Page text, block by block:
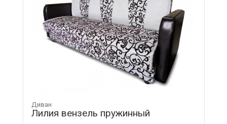
Диван
Лилия вензель пружинный